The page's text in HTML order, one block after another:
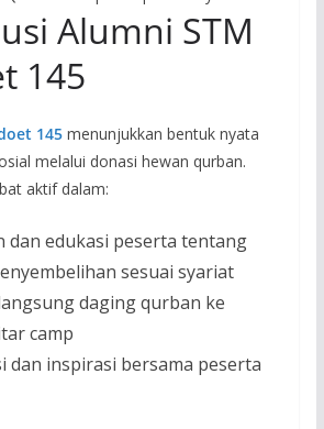
Alumni STM
145
145menunjukkan bentuk nyata
melalui donasi hewan qurban.
aktif dalam:
dan edukasi peserta tentang
sesuai syariat
daging qurban ke
camp
dan inspirasi bersama peserta